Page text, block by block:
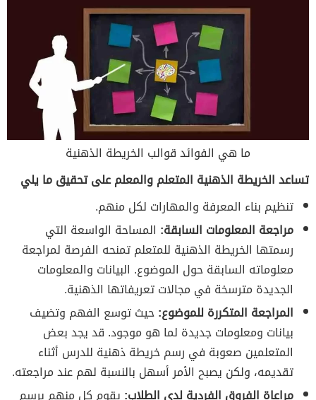
ما هي الفوائد قوالب الخريطة الذهنية
تساعد الخريطة الذهنية المتعلم والمعلم على تحقيق ما يلي
تنظيم بناء المعرفة والمهارات لكل منهم.
مراجعة المعلومات السابقة: المساحة الواسعة التي
رسمتها الخريطة الذهنية للمتعلم تمنحه الفرصة لمراجعة
معلوماته السابقة حول الموضوع. البيانات والمعلومات
الجديدة مترسخة في مجالات تعريفاتها الذهنية.
المراجعة المتكررة للموضوع:حيث توسع الفهم وتضيف
بيانات ومعلومات جديدة لما هو موجود. قد يجد بعض
المتعلمين صعوبة في رسم خريطة ذهنية للدرس أثناء
تقديمه، ولكن يصبح الأمر أسهل بالنسبة لهم عند مراجعته.
مراعاة الفروق الفردية لدى الطلاب: يقوم كل منهم برسم